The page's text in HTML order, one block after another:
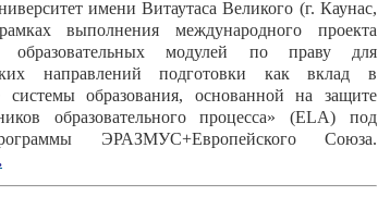
имени Витаутаса Великого (г. Каунас,
выполнения международного проекта
образовательных модулей по праву для
направлений подготовки как вклад в
системы образования, основанной на защите
образовательного процесса» (ELA) под
ЭРАЗМУС+Европейского Союза.